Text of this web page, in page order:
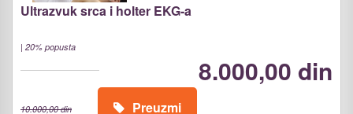
Ultrazvuk srca i holter EKG-a
| 20% popusta
8.000,00 din
10.000,00 din Preuzmi